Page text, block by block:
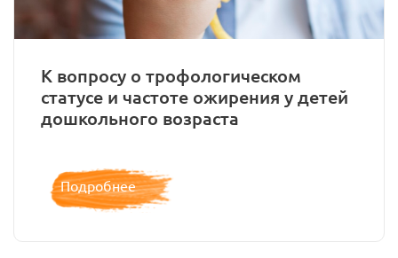
К вопросу о трофологическом
статусе и частоте ожирения у детей
дошкольного возраста
Подробнее